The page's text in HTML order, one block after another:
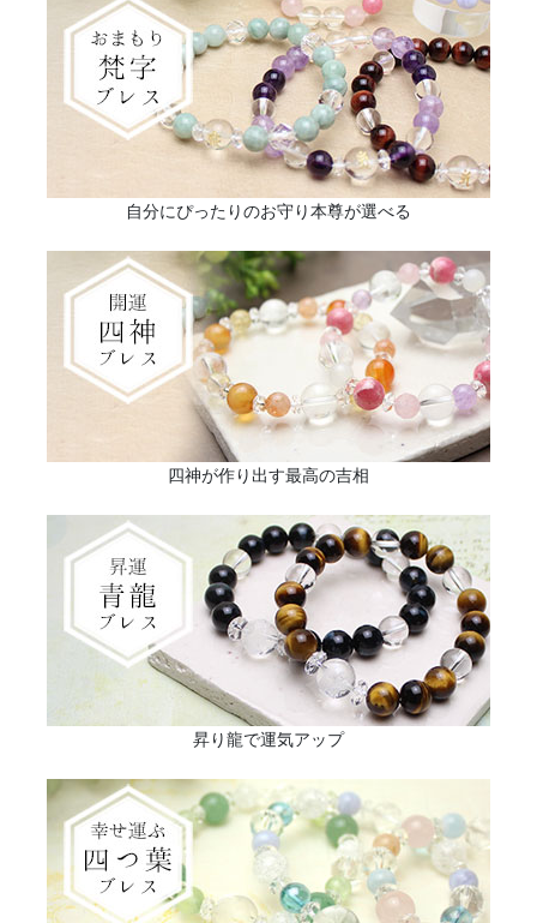
自分にぴったりのお守り本尊が選べる
四神が作り出す最高の吉相
昇り龍で運気アップ